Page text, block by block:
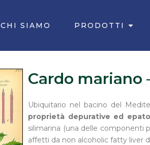
CHI SIAMO PRODOTTI Apri
Cardo mariano
Ubiquitario nel bacino del
proprietà depurative ed
silimarina (una delle componenti
affetti da non alcoholic fatty liver